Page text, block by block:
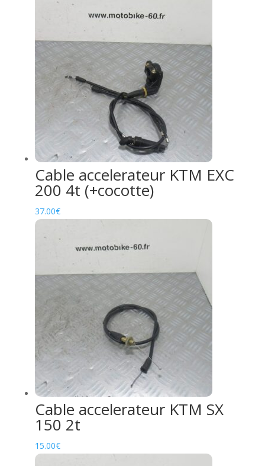
Cable accelerateur KTM EXC
200 4t (+cocotte)
37.00€
Cable accelerateur KTM SX
150 2t
15.00€